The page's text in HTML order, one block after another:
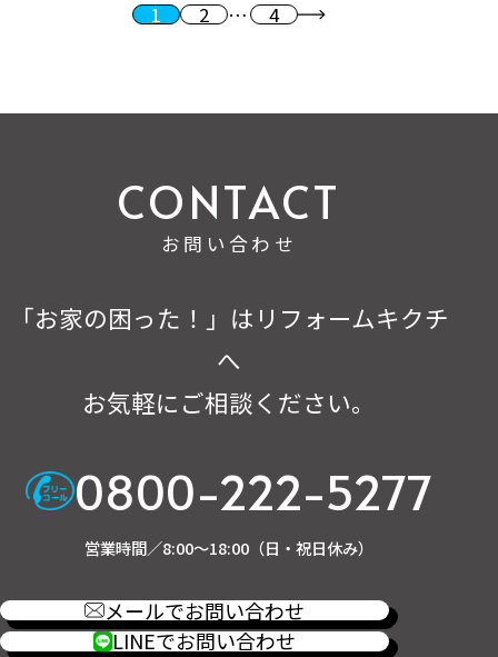
投稿のページ送り1 2 … 4 次へ
お問い合わせ
「お家の困った！」はリフォームキクチ
へ
お気軽にご相談ください。
0800-222-5277
営業時間／8:00～18:00（日・祝日休み）
メールでお問い合わせ
LINEでお問い合わせ